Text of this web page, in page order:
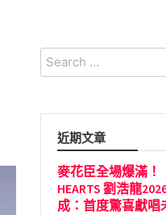
Search
for:
近期文章
麥花臣全場爆滿！
HEARTS 劉浩龍
成：首度驚喜獻唱